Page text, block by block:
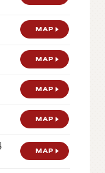
MAP
MAP
MAP
MAP
MAP